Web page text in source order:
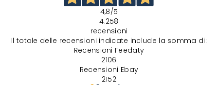
4,8/5
4.258
recensioni
Il totale delle recensioni indicate include la somma di:
Recensioni Feedaty
2106
Recensioni Ebay
2152